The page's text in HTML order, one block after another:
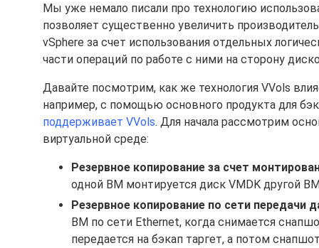
Мы уже немало писали про технологию
позволяет существенно увеличить
vSphere за счет использования отдельных
части операций по работе с ними на сторону
Давайте посмотрим, как же технология VVols
например, с помощью основного продукта для
поддерживает VVols. Для начала рассмотрим
виртуальной среде:
Резервное копирование за счет
одной ВМ монтируется диск VMDK другой
Резервное копирование по сети передачи
ВМ по сети Ethernet, когда снимается
передается на бэкап таргет, а потом